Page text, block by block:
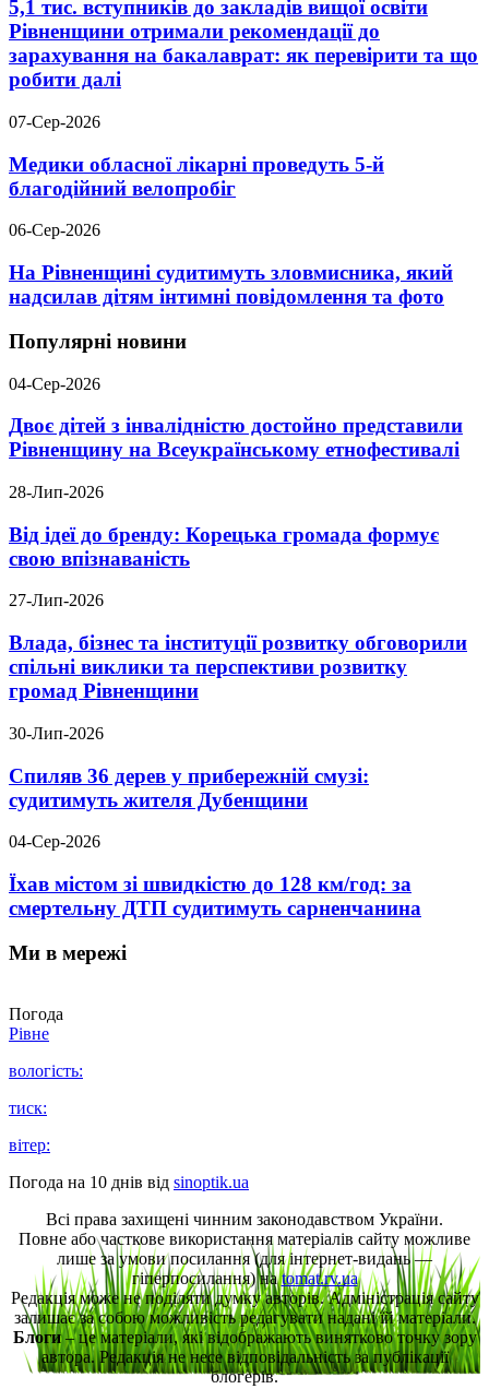
5,1 тис. вступників до закладів вищої освіти
Рівненщини отримали рекомендації до
зарахування на бакалаврат: як перевірити та що
робити далі
07-Сер-2026
Медики обласної лікарні проведуть 5-й
благодійний велопробіг
06-Сер-2026
На Рівненщині судитимуть зловмисника, який
надсилав дітям інтимні повідомлення та фото
Популярні новини
04-Сер-2026
Двоє дітей з інвалідністю достойно представили
Рівненщину на Всеукраїнському етнофестивалі
28-Лип-2026
Від ідеї до бренду: Корецька громада формує
свою впізнаваність
27-Лип-2026
Влада, бізнес та інституції розвитку обговорили
спільні виклики та перспективи розвитку
громад Рівненщини
30-Лип-2026
Спиляв 36 дерев у прибережній смузі:
судитимуть жителя Дубенщини
04-Сер-2026
Їхав містом зі швидкістю до 128 км/год: за
смертельну ДТП судитимуть сарненчанина
Ми в мережі
Погода
Рівне
вологість:
тиск:
вітер:
Погода на 10 днів від sinoptik.ua
Всі права захищені чинним законодавством України.
Повне або часткове використання матеріалів сайту можливе
лише за умови посилання (для інтернет-видань —
гіперпосилання) наtomat.rv.ua
Редакція може не поділяти думку авторів. Адміністрація сайту
залишає за собою можливість редагувати надані їй матеріали.
Блоги– це матеріали, які відображають винятково точку зору
автора. Редакція не несе відповідальність за публікації
блогерів.